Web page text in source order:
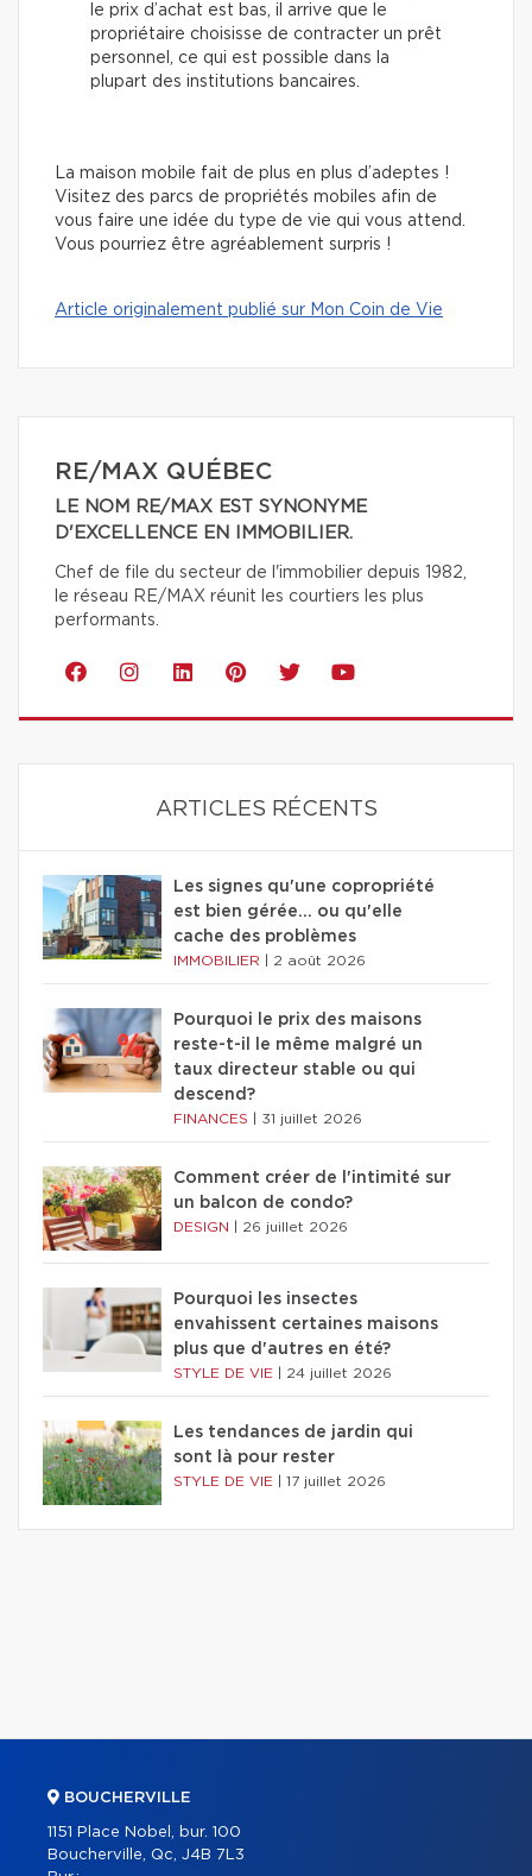
le prix d’achat est bas, il arrive que le
propriétaire choisisse de contracter un prêt
personnel, ce qui est possible dans la
plupart des institutions bancaires.
La maison mobile fait de plus en plus d’adeptes !
Visitez des parcs de propriétés mobiles afin de
vous faire une idée du type de vie qui vous attend.
Vous pourriez être agréablement surpris !
Article originalement publié sur Mon Coin de Vie
RE/MAX QUÉBEC
LE NOM RE/MAX EST SYNONYME
D'EXCELLENCE EN IMMOBILIER.
Chef de file du secteur de l'immobilier depuis 1982,
le réseau RE/MAX réunit les courtiers les plus
performants.
ARTICLES RÉCENTS
Les signes qu'une copropriété
est bien gérée… ou qu'elle
cache des problèmes
IMMOBILIER 2 août 2026
Pourquoi le prix des maisons
reste-t-il le même malgré un
taux directeur stable ou qui
descend?
FINANCES 31 juillet 2026
Comment créer de l'intimité sur
un balcon de condo?
DESIGN 26 juillet 2026
Pourquoi les insectes
envahissent certaines maisons
plus que d'autres en été?
STYLE DE VIE 24 juillet 2026
Les tendances de jardin qui
sont là pour rester
STYLE DE VIE 17 juillet 2026
BOUCHERVILLE
1151 Place Nobel, bur. 100
Boucherville, Qc, J4B 7L3